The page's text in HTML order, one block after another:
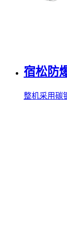
宿松防
整机采用碳